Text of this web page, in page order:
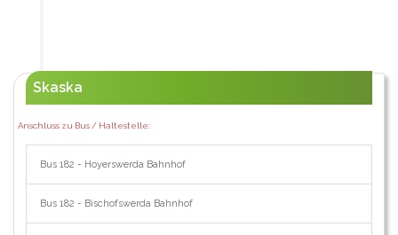
Skaska
Anschluss zu Bus / Haltestelle:
Bus 182 - Hoyerswerda Bahnhof
Bus 182 - Bischofswerda Bahnhof